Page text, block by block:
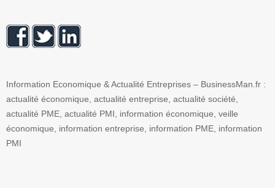
Information Economique & Actualité Entreprises – BusinessMan.fr :
actualité économique, actualité entreprise, actualité société,
actualité PME, actualité PMI, information économique, veille
économique, information entreprise, information PME, information
PMI